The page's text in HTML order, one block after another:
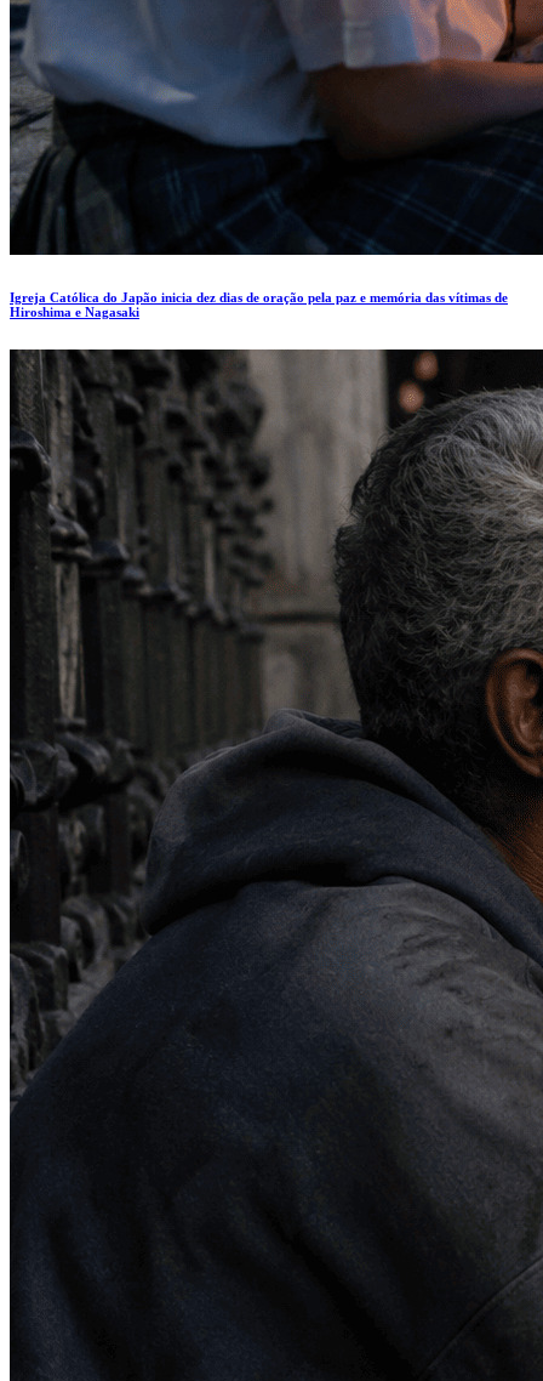
Igreja Católica do Japão inicia dez dias de oração pela paz e memória das vítimas de
Hiroshima e Nagasaki